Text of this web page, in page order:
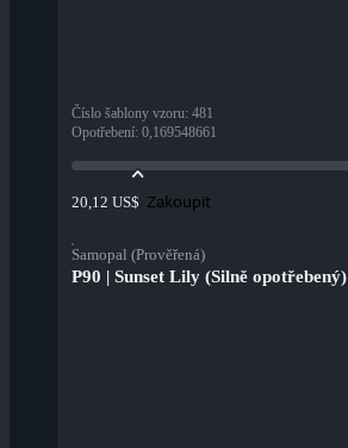
Číslo šablony vzoru: 481
Opotřebení: 0,169548661
20,12 US$ Zakoupit
Samopal (Prověřená)
P90 | Sunset Lily (Silně opotřebený)